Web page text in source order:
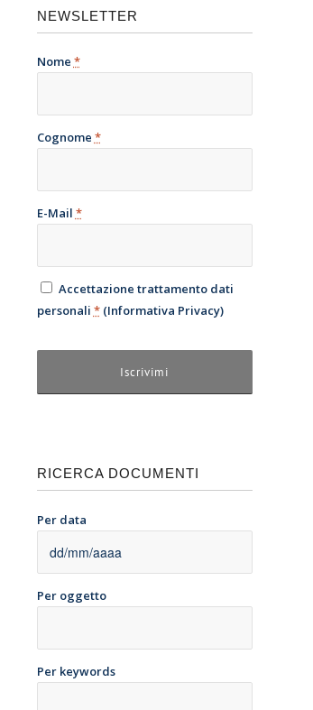
NEWSLETTER
Nome *
Cognome *
E-Mail *
Accettazione trattamento dati
personali *(Informativa Privacy)
RICERCA DOCUMENTI
Per data
Per oggetto
Per keywords